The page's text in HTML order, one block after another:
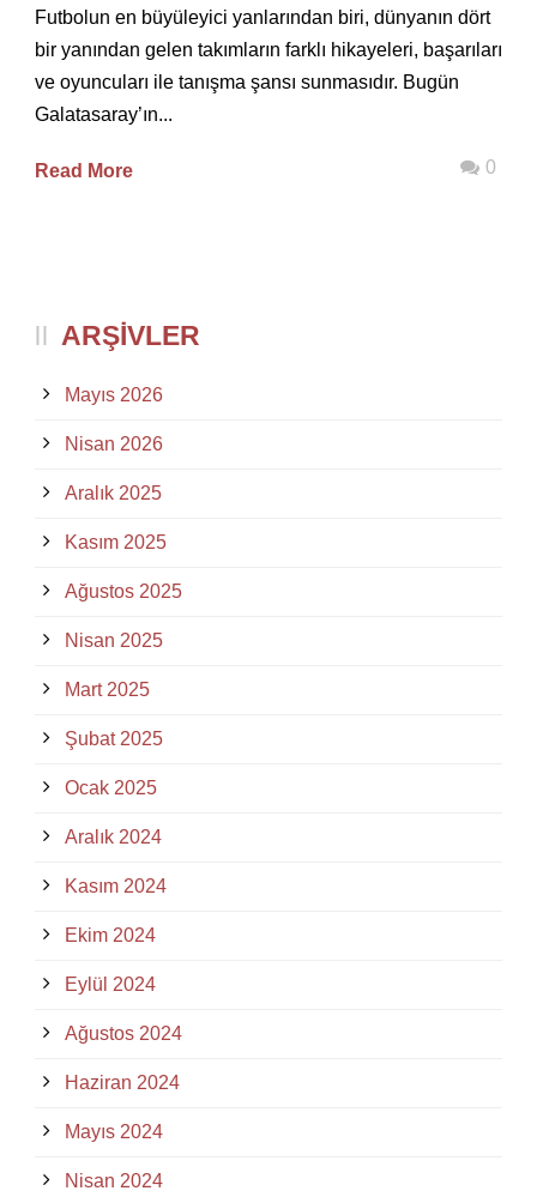
Futbolun en büyüleyici yanlarından biri, dünyanın dört
bir yanından gelen takımların farklı hikayeleri, başarıları
ve oyuncuları ile tanışma şansı sunmasıdır. Bugün
Galatasaray’ın...
Read More 0
ARŞIVLER
Mayıs 2026
Nisan 2026
Aralık 2025
Kasım 2025
Ağustos 2025
Nisan 2025
Mart 2025
Şubat 2025
Ocak 2025
Aralık 2024
Kasım 2024
Ekim 2024
Eylül 2024
Ağustos 2024
Haziran 2024
Mayıs 2024
Nisan 2024